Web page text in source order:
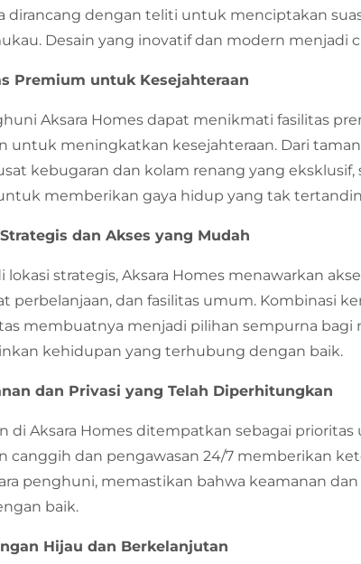
dirancang dengan teliti untuk menciptakan
Desain yang inovatif dan modern menjadi
Premium untuk Kesejahteraan
Aksara Homes dapat menikmati fasilitas
untuk meningkatkan kesejahteraan. Dari
kebugaran dan kolam renang yang eksklusif,
memberikan gaya hidup yang tak
dan Akses yang Mudah
lokasi strategis, Aksara Homes menawarkan
perbelanjaan, dan fasilitas umum. Kombinasi
membuatnya menjadi pilihan sempurna bagi
kehidupan yang terhubung dengan baik.
dan Privasi yang Telah Diperhitungkan
di Aksara Homes ditempatkan sebagai prioritas
canggih dan pengawasan 24/7 memberikan
penghuni, memastikan bahwa keamanan
baik.
Hijau dan Berkelanjutan